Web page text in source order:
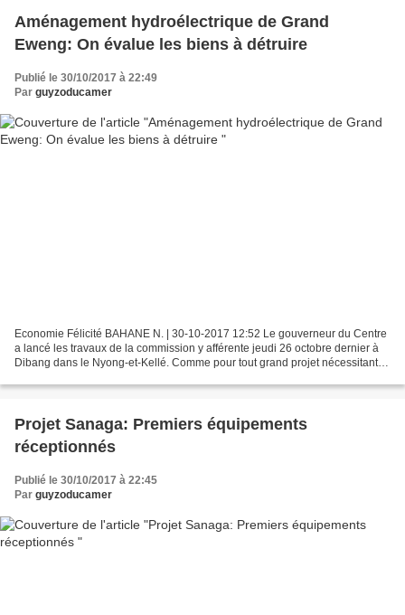
Aménagement hydroélectrique de Grand
Eweng: On évalue les biens à détruire
Publié le 30/10/2017 à 22:49
Par guyzoducamer
Economie Félicité BAHANE N. | 30-10-2017 12:52 Le gouverneur du Centre
a lancé les travaux de la commission y afférente jeudi 26 octobre dernier à
Dibang dans le Nyong-et-Kellé. Comme pour tout grand projet nécessitant la
Projet Sanaga: Premiers équipements
réceptionnés
Publié le 30/10/2017 à 22:45
Par guyzoducamer